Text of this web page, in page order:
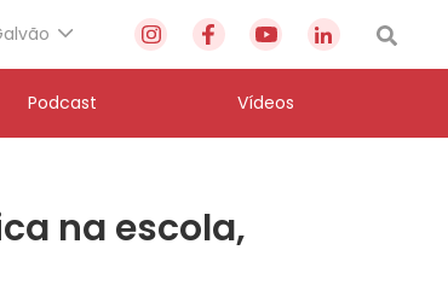
Podcast Vídeos
na escola,